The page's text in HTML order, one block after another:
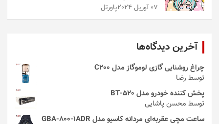
07 آوریل 2024 پاورتل
آخرین دیدگاه‌ها
چراغ روشنایی گازی لوموگاز مدل C200
توسط رضا
پخش کننده خودرو مدل 520-BT
توسط محسن پاشایی
ساعت مچی عقربه‌ای مردانه کاسیو مدل GBA-800-1ADR